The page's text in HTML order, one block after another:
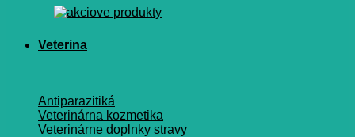
Veterina
Antiparazitiká
Veterinárna kozmetika
Veterinárne doplnky stravy